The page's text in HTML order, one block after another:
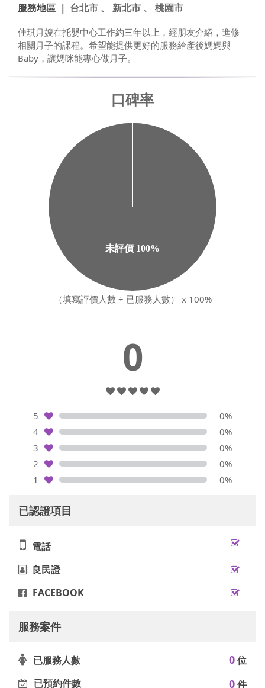
服務地區 ｜ 台北市 、 新北市 、 桃園市
佳琪月嫂在托嬰中心工作約三年以上，經朋友介紹，進修
相關月子的課程。希望能提供更好的服務給產後媽媽與
Baby，讓媽咪能專心做月子。
（填寫評價人數 ÷ 已服務人數） x 100%
0
5
0%
4
0%
3
0%
2
0%
1
0%
已認證項目
電話
良民證
FACEBOOK
服務案件
已服務人數 0位
已預約件數
0件